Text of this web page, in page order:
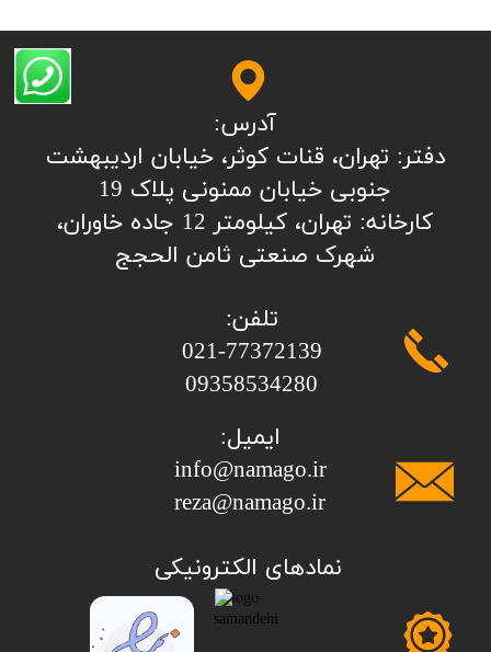
تلفن:
​​​​​​​021-77372139
​​​​​​​09358534280
آدرس:
​​​​​​​​دفتر: تهران، قنات کوثر، خیابان اردیبهشت
جنوبی خیابان ممنونی پلاک 19
کارخانه: تهران، کیلومتر 12 جاده خاوران،
شهرک صنعتی ثامن الحجج
ایمیل:
info@namago.ir
​​​​​​​reza@namago.ir
​نمادهای الکترونیکی